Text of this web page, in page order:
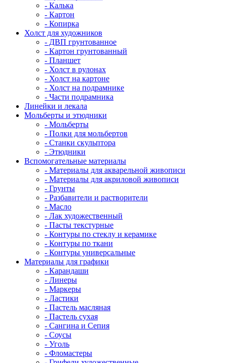
- Калька
- Картон
- Копирка
Холст для художников
- ДВП грунтованное
- Картон грунтованный
- Планшет
- Холст в рулонах
- Холст на картоне
- Холст на подрамнике
- Части подрамника
Линейки и лекала
Мольберты и этюдники
- Мольберты
- Полки для мольбертов
- Станки скульптора
- Этюдники
Вспомогательные материалы
- Материалы для акварельной живописи
- Материалы для акриловой живописи
- Грунты
- Разбавители и растворители
- Масло
- Лак художественный
- Пасты текстурные
- Контуры по стеклу и керамике
- Контуры по ткани
- Контуры универсальные
Материалы для графики
- Карандаши
- Линеры
- Маркеры
- Ластики
- Пастель масляная
- Пастель сухая
- Сангина и Сепия
- Соусы
- Уголь
- Фломастеры